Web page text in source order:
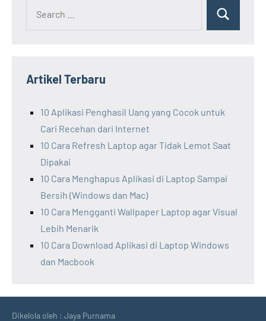
Search
Artikel Terbaru
10 Aplikasi Penghasil Uang yang Cocok untuk
Cari Recehan dari Internet
10 Cara Refresh Laptop agar Tidak Lemot Saat
Dipakai
10 Cara Menghapus Aplikasi di Laptop Sampai
Bersih (Windows dan Mac)
10 Cara Mengganti Wallpaper Laptop agar Visual
Lebih Menarik
10 Cara Download Aplikasi di Laptop Windows
dan Macbook
Dikelola oleh : Jaya Purnama